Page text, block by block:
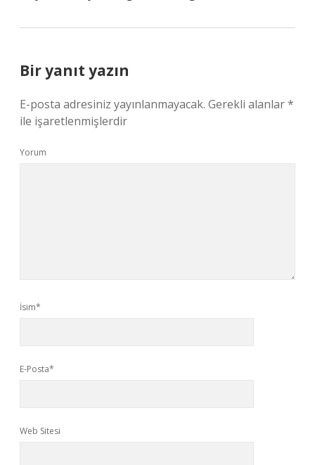
Bir yanıt yazın
E-posta adresiniz yayınlanmayacak. Gerekli alanlar*
ile işaretlenmişlerdir
Yorum
İsim*
E-Posta*
Web Sitesi